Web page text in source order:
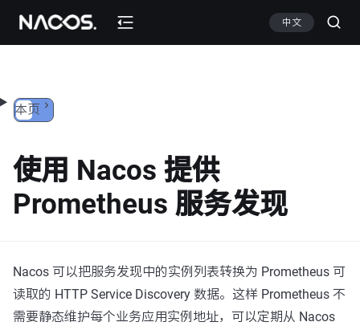
跳转到内容 中文
本页
使用 Nacos 提供
Prometheus 服务发现
Nacos 可以把服务发现中的实例列表转换为 Prometheus 可
读取的 HTTP Service Discovery 数据。这样 Prometheus 不
需要静态维护每个业务应用实例地址，可以定期从 Nacos